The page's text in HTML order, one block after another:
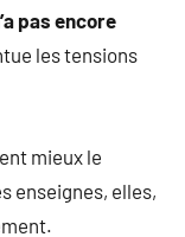
pas encore
les tensions
mieux le
enseignes, elles,